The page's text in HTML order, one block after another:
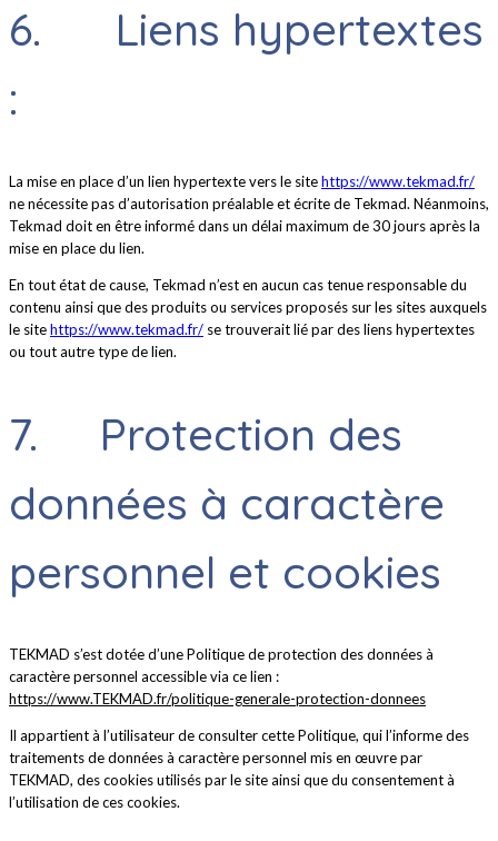
6. Liens hypertextes
:
La mise en place d’un lien hypertexte vers le sitehttps://www.tekmad.fr/
ne nécessite pas d’autorisation préalable et écrite de Tekmad. Néanmoins,
Tekmad doit en être informé dans un délai maximum de 30 jours après la
mise en place du lien.
En tout état de cause, Tekmad n’est en aucun cas tenue responsable du
contenu ainsi que des produits ou services proposés sur les sites auxquels
le sitehttps://www.tekmad.fr/ se trouverait lié par des liens hypertextes
ou tout autre type de lien.
7. Protection des
données à caractère
personnel et cookies
TEKMAD s’est dotée d’une Politique de protection des données à
caractère personnel accessible via ce lien :
https://www.TEKMAD.fr/politique-generale-protection-donnees
Il appartient à l’utilisateur de consulter cette Politique, qui l’informe des
traitements de données à caractère personnel mis en œuvre par
TEKMAD, des cookies utilisés par le site ainsi que du consentement à
l’utilisation de ces cookies.